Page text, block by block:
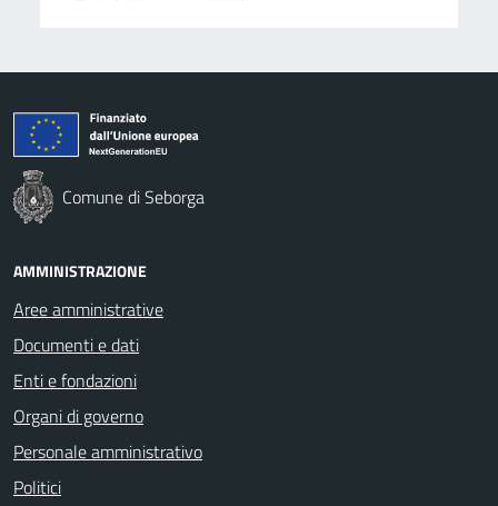
Comune di Seborga
AMMINISTRAZIONE
Aree amministrative
Documenti e dati
Enti e fondazioni
Organi di governo
Personale amministrativo
Politici